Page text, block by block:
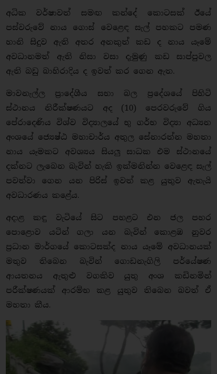
අධික වර්ෂාවත් සමඟ කන්දේ කොටසක් ඊයේ
පස්වරුවේ නාය ගොස් වෙළෙඳ සැල් පහකට පමණ
හානි සිදුව ඇති අතර අනකුත් කඩ ද නාය යෑමේ
අවධානමත් ඇති නිසා වසා දැමුණු කඩ සාප්පුවල
ඇති බඩු බාහිරාදිය ද ඉවත් කර ගෙන ඇත.
මාවනැල්ල ප්‍රාදේශීය සභා බල ප්‍රදේශයේ පිහිටි
ස්ථානය නිරීක්ෂණයට අද (10) පෙරවරුවේ ගිය
පේරාදෙණිය විශ්ව විද්‍යාලයේ භු ගර්භ විද්‍යා අධ්‍යන
අංශයේ ජ්‍යෙෂ්ඨ මහාචාර්ය අතුල සේනාරත්න මහතා
නාය යෑමකට අවශ්‍යය සියලු සාධක එම ස්ථානයේ
දක්නට ලැබෙන බැවින් හැකි ඉක්මනින්න වෙළෙඳ සැල්
පවත්වා ගෙන යන පිරිස් ඉවත් කළ යුතුව ඇතැයි
අවධාරණය කළේය.
අදාළ කඳු වැටියේ සිට පහළට එන ජල පහර
පොළොව යටින් ගලා යන බැවින් කොළඹ නුවර
ප්‍රධාන මාර්ගයේ කොටසක්ද නාය යෑමේ අවධානයක්
මතුව තිබෙන බැවින් ගොඩනැගිලි පර්යේෂණ
ආයතනය ඇතුළු වගකිව යුතු අංශ කඩිනමින්
පරීක්ෂණයක් ආරම්භ කළ යුතුව තිබෙන බවත් ඒ
මහතා කීය.